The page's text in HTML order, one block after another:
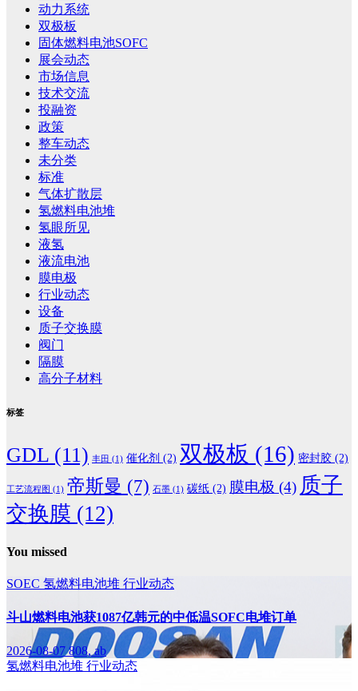
动力系统
双极板
固体燃料电池SOFC
展会动态
市场信息
技术交流
投融资
政策
整车动态
未分类
标准
气体扩散层
氢燃料电池堆
氢眼所见
液氢
液流电池
膜电极
行业动态
设备
质子交换膜
阀门
隔膜
高分子材料
标签
GDL (11) 丰田 (1) 催化剂 (2) 双极板 (16) 密封胶 (2)
工艺流程图 (1) 帝斯曼 (7) 石墨 (1) 碳纸 (2) 膜电极 (4) 质子
交换膜 (12)
You missed
SOEC 氢燃料电池堆 行业动态
斗山燃料电池获1087亿韩元的中低温SOFC电堆订单
2026-08-07808, ab
氢燃料电池堆 行业动态